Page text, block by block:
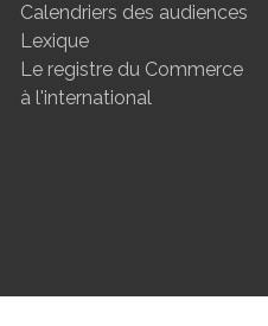
Calendriers des audiences
Lexique
Le registre du Commerce
à l'international